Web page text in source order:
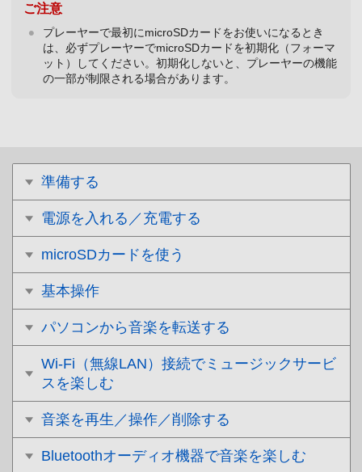
準備する
電源を入れる／充電する
microSDカードを使う
基本操作
パソコンから音楽を転送する
Wi-Fi（無線LAN）接続でミュージックサービ
スを楽しむ
音楽を再生／操作／削除する
Bluetoothオーディオ機器で音楽を楽しむ
ご注意
プレーヤーで最初にmicroSDカードをお使いになるとき
は、必ずプレーヤーでmicroSDカードを初期化（フォーマ
ット）してください。初期化しないと、プレーヤーの機能
の一部が制限される場合があります。